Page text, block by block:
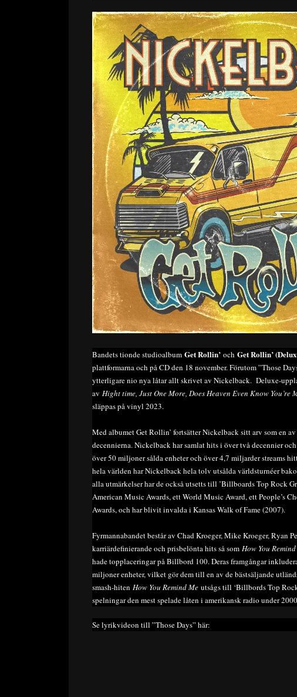
Bandets tionde studioalbum Get Rollin’ och Get Rollin’
plattformarna och på CD den 18 november. Förutom ”Those
ytterligare nio nya låtar allt skrivet av Nickelback. Deluxe-
av Hight time, Just One More, Does Heaven Even Know You’re
släppas på vinyl 2023.
Med albumet Get Rollin’ fortsätter Nickelback sitt arv som en
decennierna. Nickelback har samlat hits i över två decennier
över 50 miljoner sålda enheter och över 4,7 miljarder streams
hela världen har Nickelback hela tolv utsålda världsturnéer
alla utmärkelser har de också utsetts till ’Billboards Top Rock
American Music Awards, ett World Music Award, ett People’s
Awards, och har blivit invalda i Kansas Walk of Fame (2007).
Fyrmannabandet består av Chad Kroeger, Mike Kroeger, Ryan
karriärdefinierande och prisbelönta hits så som How You
hade topplaceringar på Billbord 100. Deras framgångar
miljoner enheter, vilket gör dem till en av de bästsäljande
smash-hiten How You Remind Me utsågs till ‘Billbords Top
spelningar den mest spelade låten i amerikansk radio under
Se lyrikvideon till ”Those Days” här: